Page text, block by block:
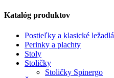
Katalóg produktov
Postieľky a klasické ležadlá
Perinky a plachty
Stoly
Stoličky
Stoličky Spinergo